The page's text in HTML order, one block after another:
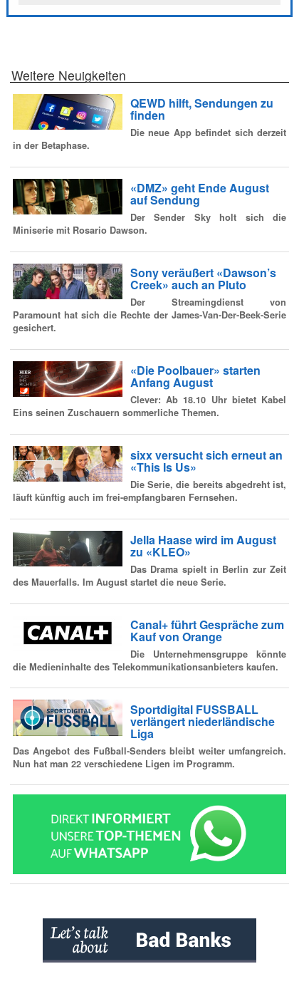
Weitere Neuigkeiten
QEWD hilft, Sendungen zu
finden
Die neue App befindet sich derzeit
in der Betaphase.
«DMZ» geht Ende August
auf Sendung
Der Sender Sky holt sich die
Miniserie mit Rosario Dawson.
Sony veräußert «Dawson’s
Creek» auch an Pluto
Der Streamingdienst von
Paramount hat sich die Rechte der James-Van-Der-Beek-Serie
gesichert.
«Die Poolbauer» starten
Anfang August
Clever: Ab 18.10 Uhr bietet Kabel
Eins seinen Zuschauern sommerliche Themen.
sixx versucht sich erneut an
«This Is Us»
Die Serie, die bereits abgedreht ist,
läuft künftig auch im frei-empfangbaren Fernsehen.
Jella Haase wird im August
zu «KLEO»
Das Drama spielt in Berlin zur Zeit
des Mauerfalls. Im August startet die neue Serie.
Canal+ führt Gespräche zum
Kauf von Orange
Die Unternehmensgruppe könnte
die Medieninhalte des Telekommunikationsanbieters kaufen.
Sportdigital FUSSBALL
verlängert niederländische
Liga
Das Angebot des Fußball-Senders bleibt weiter umfangreich.
Nun hat man 22 verschiedene Ligen im Programm.